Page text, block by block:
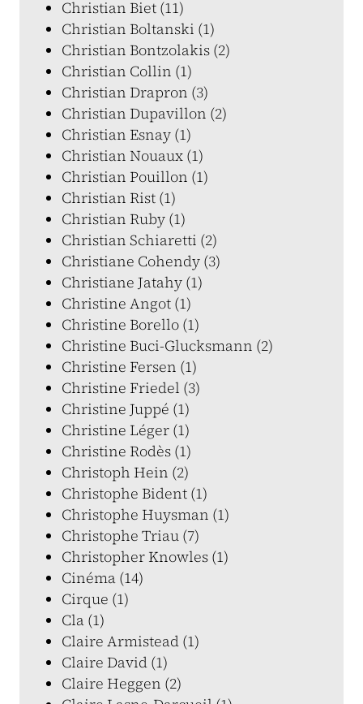
Christian Biet (11)
Christian Boltanski (1)
Christian Bontzolakis (2)
Christian Collin (1)
Christian Drapron (3)
Christian Dupavillon (2)
Christian Esnay (1)
Christian Nouaux (1)
Christian Pouillon (1)
Christian Rist (1)
Christian Ruby (1)
Christian Schiaretti (2)
Christiane Cohendy (3)
Christiane Jatahy (1)
Christine Angot (1)
Christine Borello (1)
Christine Buci-Glucksmann (2)
Christine Fersen (1)
Christine Friedel (3)
Christine Juppé (1)
Christine Léger (1)
Christine Rodès (1)
Christoph Hein (2)
Christophe Bident (1)
Christophe Huysman (1)
Christophe Triau (7)
Christopher Knowles (1)
Cinéma (14)
Cirque (1)
Cla (1)
Claire Armistead (1)
Claire David (1)
Claire Heggen (2)